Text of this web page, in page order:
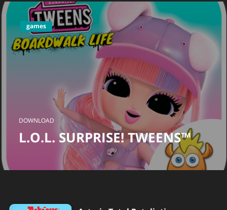
games
DOWNLOAD
L.O.L. SURPRISE! TWEENS™